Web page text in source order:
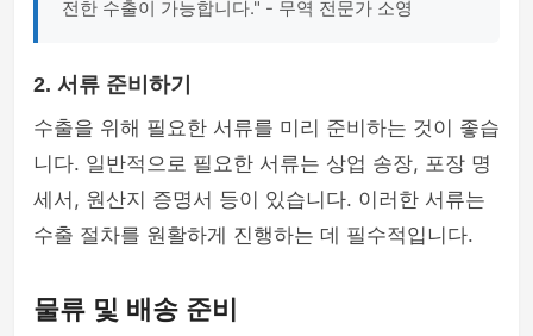
전한 수출이 가능합니다." - 무역 전문가 소영
2. 서류 준비하기
수출을 위해 필요한 서류를 미리 준비하는 것이 좋습
니다. 일반적으로 필요한 서류는 상업 송장, 포장 명
세서, 원산지 증명서 등이 있습니다. 이러한 서류는
수출 절차를 원활하게 진행하는 데 필수적입니다.
물류 및 배송 준비